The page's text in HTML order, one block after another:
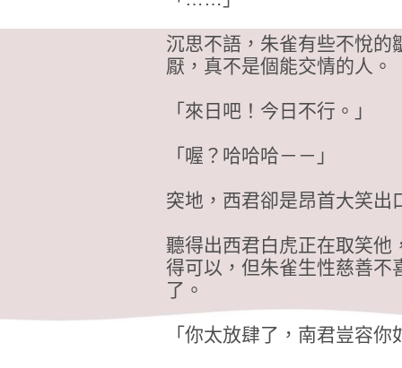
沉思不語，朱雀有些不悅的
厭，真不是個能交情的人。
「來日吧！今日不行。」
「喔？哈哈哈－－」
突地，西君卻是昂首大笑出
聽得出西君白虎正在取笑他
得可以，但朱雀生性慈善不
了。
「你太放肆了，南君豈容你